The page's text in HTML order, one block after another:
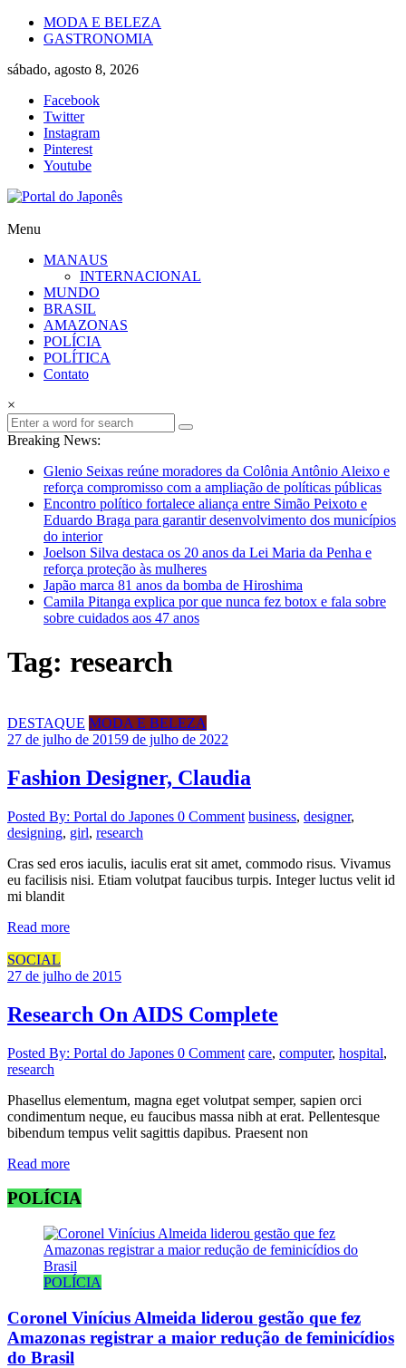
Skip
MODA E BELEZA
GASTRONOMIA
sábado, agosto 8, 2026
Facebook
Twitter
Instagram
Pinterest
Youtube
Portal
Japonês
Japão
mais
perto
Menu
MANAUS
INTERNACIONAL
MUNDO
BRASIL
AMAZONAS
POLÍCIA
POLÍTICA
Contato
×
Breaking News:
Glenio Seixas reúne moradores da Colônia Antônio Aleixo e
reforça compromisso com a ampliação de políticas públicas
Encontro político fortalece aliança entre Simão Peixoto e
Eduardo Braga para garantir desenvolvimento dos municípios
do interior
Joelson Silva destaca os 20 anos da Lei Maria da Penha e
reforça proteção às mulheres
Japão marca 81 anos da bomba de Hiroshima
Camila Pitanga explica por que nunca fez botox e fala sobre
sobre cuidados aos 47 anos
Tag: research
DESTAQUE MODA E BELEZA
27 de julho de 20159 de julho de 2022
Fashion Designer, Claudia
Posted By: Portal do Japones 0 Comment business, designer,
designing, girl, research
Cras sed eros iaculis, iaculis erat sit amet, commodo risus. Vivamus
eu facilisis nisi. Etiam volutpat faucibus turpis. Integer luctus velit id
mi blandit
Read more
SOCIAL
27 de julho de 2015
Research On AIDS Complete
Posted By: Portal do Japones 0 Comment care, computer, hospital,
research
Phasellus elementum, magna eget volutpat semper, sapien orci
condimentum neque, eu faucibus massa nibh at erat. Pellentesque
bibendum tempus velit sagittis dapibus. Praesent non
Read more
POLÍCIA
POLÍCIA
Coronel Vinícius Almeida liderou gestão que fez
Amazonas registrar a maior redução de feminicídios
do Brasil